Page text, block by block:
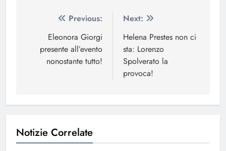
Navigazione
articoli
Previous:
Eleonora Giorgi
presente all’evento
nonostante tutto!
Next:
Helena Prestes non ci
sta: Lorenzo
Spolverato la
provoca!
Notizie Correlate